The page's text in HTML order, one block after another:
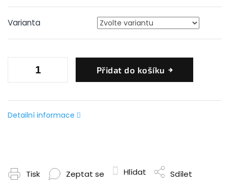
cena:
Varianta
Přidat do košíku
Detailní informace
Tisk Zeptat se Hlídat Sdílet